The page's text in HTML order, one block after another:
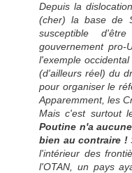
Depuis la
(cher) la base de
susceptible
gouvernement pro-
l'exemple
(d'ailleurs réel) du
pour organiser le
Apparemment, les
Mais c'est surtout
Poutine n'a
bien au contraire !
l'intérieur des
l'OTAN, un pays